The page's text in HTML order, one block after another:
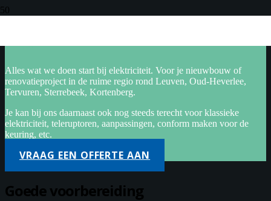
Alles wat we doen start bij elektriciteit. Voor je nieuwbouw of
renovatieproject in de ruime regio rond Leuven, Oud-Heverlee,
Tervuren, Sterrebeek, Kortenberg.
Je kan bij ons daarnaast ook nog steeds terecht voor klassieke
elektriciteit, teleruptoren, aanpassingen, conform maken voor de
keuring, etc.
VRAAG EEN OFFERTE AAN
Goede voorbereiding